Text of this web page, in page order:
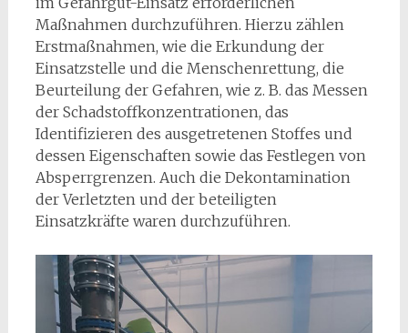
Maßnahmen durchzuführen. Hierzu zählen
Erstmaßnahmen, wie die Erkundung der
Einsatzstelle und die Menschenrettung, die
Beurteilung der Gefahren, wie z. B. das Messen
der Schadstoffkonzentrationen, das
Identifizieren des ausgetretenen Stoffes und
dessen Eigenschaften sowie das Festlegen von
Absperrgrenzen. Auch die Dekontamination
der Verletzten und der beteiligten
Einsatzkräfte waren durchzuführen.